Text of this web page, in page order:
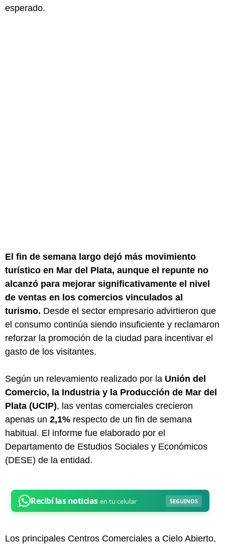
esperado.
El fin de semana largo dejó más movimiento
turístico en Mar del Plata, aunque el repunte no
alcanzó para mejorar significativamente el nivel
de ventas en los comercios vinculados al
turismo. Desde el sector empresario advirtieron que
el consumo continúa siendo insuficiente y reclamaron
reforzar la promoción de la ciudad para incentivar el
gasto de los visitantes.
Según un relevamiento realizado por la Unión del
Comercio, la Industria y la Producción de Mar del
Plata (UCIP), las ventas comerciales crecieron
apenas un 2,1% respecto de un fin de semana
habitual. El informe fue elaborado por el
Departamento de Estudios Sociales y Económicos
(DESE) de la entidad.
Los principales Centros Comerciales a Cielo Abierto,